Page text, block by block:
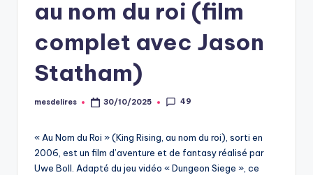
au nom du roi (film
complet avec Jason
Statham)
Posted
mesdelires 30/10/2025 49
« Au Nom du Roi » (King Rising, au nom du roi), sorti en
2006, est un film d’aventure et de fantasy réalisé par
Uwe Boll. Adapté du jeu vidéo « Dungeon Siege », ce